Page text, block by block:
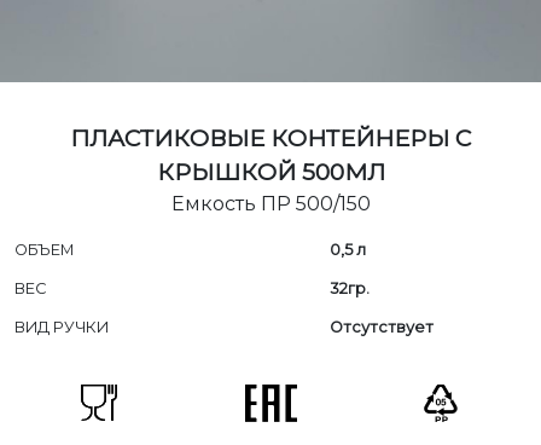
ПЛАСТИКОВЫЕ КОНТЕЙНЕРЫ С
КРЫШКОЙ 500МЛ
Емкость ПР 500/150
ОБЪЕМ 0,5 л
ВЕС 32гр.
ВИД РУЧКИ Отсутствует